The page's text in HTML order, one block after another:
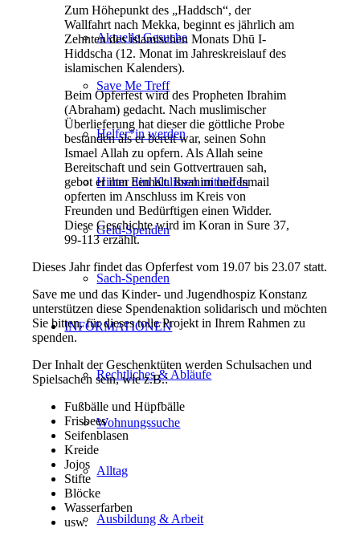
Aktuelle Gesuche
Save Me Treff
Helfer*in werden
Hinter den Kulissen mithelfen
Geld-Spenden
Sach-Spenden
INFORMATIONEN
Rechtliches & Abläufe
Wohnungssuche
Alltag
Ausbildung & Arbeit
Zum Höhepunkt des „Haddsch“, der
Wallfahrt nach Mekka, beginnt es jährlich am
Zehnten des islamischen Monats Dhū I-
Hiddscha (12. Monat im Jahreskreislauf des
islamischen Kalenders).
Beim Opferfest wird des Propheten Ibrahim
(Abraham) gedacht. Nach muslimischer
Überlieferung hat dieser die göttliche Probe
bestanden als er bereit war, seinen Sohn
Ismael Allah zu opfern. Als Allah seine
Bereitschaft und sein Gottvertrauen sah,
gebot er ihm Einhalt. Ibrahim und Ismail
opferten im Anschluss im Kreis von
Freunden und Bedürftigen einen Widder.
Diese Geschichte wird im Koran in Sure 37,
99-113 erzählt.
Dieses Jahr findet das Opferfest vom 19.07 bis 23.07 statt.
Save me und das Kinder- und Jugendhospiz Konstanz
unterstützen diese Spendenaktion solidarisch und möchten
Sie bitten, für dieses tolle Projekt in Ihrem Rahmen zu
spenden.
Der Inhalt der Geschenktüten werden Schulsachen und
Spielsachen sein, wie z.B.:
Fußbälle und Hüpfbälle
Frisbees
Seifenblasen
Kreide
Jojos
Stifte
Blöcke
Wasserfarben
usw.